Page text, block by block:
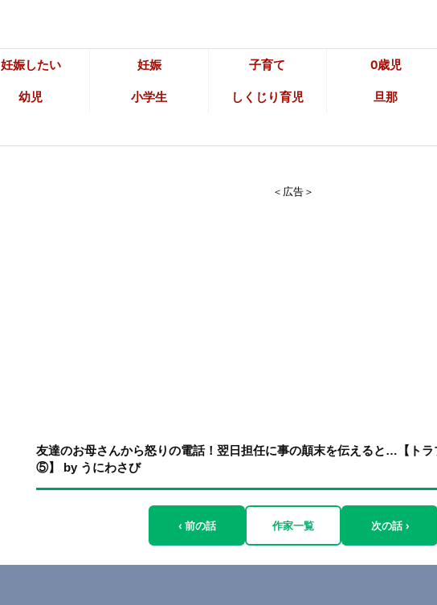
妊娠したい 妊娠 子育て 0歳児
幼児 小学生 しくじり育児 旦那
＜広告＞
友達のお母さんから怒りの電話！翌日担任に事の顛末を伝えると…【ト
⑤】 by うにわさび
‹ 前の話 作家一覧 次の話 ›